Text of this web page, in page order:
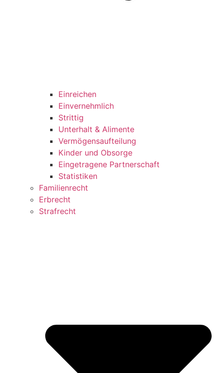
Einreichen
Einvernehmlich
Strittig
Unterhalt & Alimente
Vermögensaufteilung
Kinder und Obsorge
Eingetragene Partnerschaft
Statistiken
Familienrecht
Erbrecht
Strafrecht